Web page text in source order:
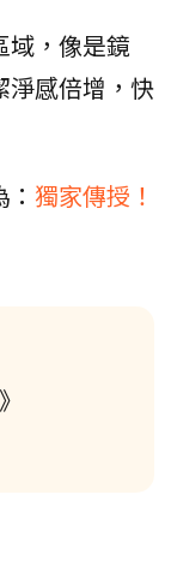
域，像是鏡
淨感倍增，快
獨家傳授！